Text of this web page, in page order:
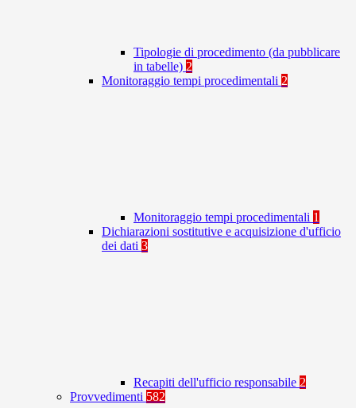
Tipologie di procedimento (da pubblicare
in tabelle) 2
Monitoraggio tempi procedimentali 2
Monitoraggio tempi procedimentali 1
Dichiarazioni sostitutive e acquisizione d'ufficio
dei dati 3
Recapiti dell'ufficio responsabile 2
Provvedimenti 582